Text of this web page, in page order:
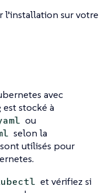
l’installation sur votre
avec
stocké à
ou
selon la
utilisés pour
et vérifiez si